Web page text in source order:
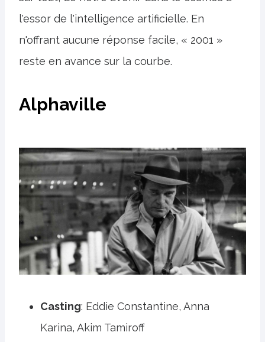
l'essor de l'intelligence artificielle. En
n'offrant aucune réponse facile, « 2001 »
reste en avance sur la courbe.
Alphaville
Casting: Eddie Constantine, Anna
Karina, Akim Tamiroff